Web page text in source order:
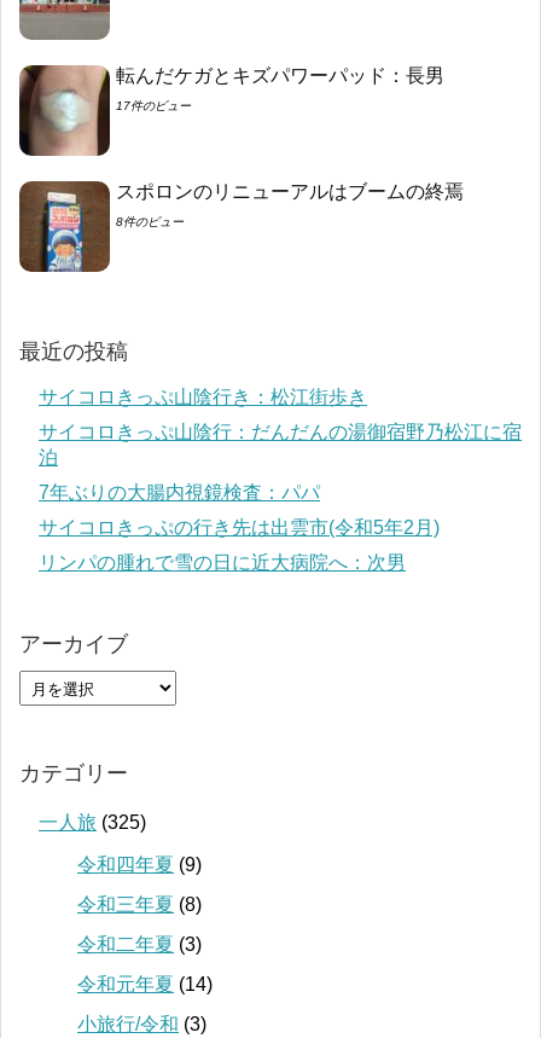
転んだケガとキズパワーパッド：長男
17件のビュー
スポロンのリニューアルはブームの終焉
8件のビュー
最近の投稿
サイコロきっぷ山陰行き：松江街歩き
サイコロきっぷ山陰行：だんだんの湯御宿野乃松江に宿
泊
7年ぶりの大腸内視鏡検査：パパ
サイコロきっぷの行き先は出雲市(令和5年2月)
リンパの腫れで雪の日に近大病院へ：次男
アーカイブ
カテゴリー
一人旅 (325)
令和四年夏 (9)
令和三年夏 (8)
令和二年夏 (3)
令和元年夏 (14)
小旅行/令和 (3)